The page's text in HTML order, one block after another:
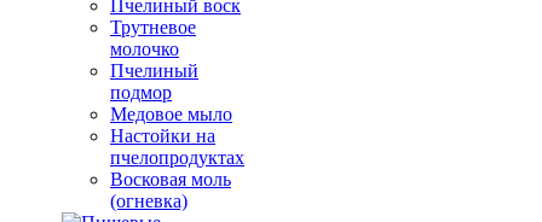
Пчелиный воск
Трутневое
молочко
Пчелиный
подмор
Медовое мыло
Настойки на
пчелопродуктах
Восковая моль
(огневка)